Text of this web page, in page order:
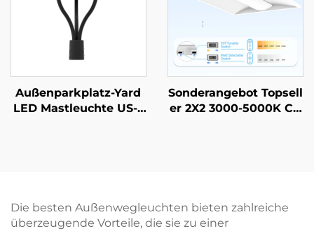
Außenparkplatz-Yard
LED Mastleuchte US-L
Sonderangebot Topsell
er 2X2 3000-5000K CC
Die besten Außenwegleuchten bieten zahlreiche
überzeugende Vorteile, die sie zu einer